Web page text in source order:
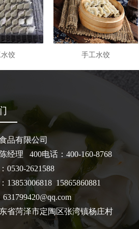
饺 手工水饺
品有限公司
经理 400电话：400-160-8768
0530-2621588
13853006818 15865860881
省菏泽市定陶区张湾镇杨庄村